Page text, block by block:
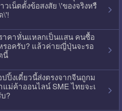
วเน็ตตั้งข้อสงสัย \'ของจริงหรื
\'!
าคาหั่นแหลกเป็นแสน คนซื้อ
รอครับ? แล้วค่ายญี่ปุ่นจะรอ
นี้
ปิ้งเดี๋ยวนี้ส่งตรงจากจีนถูกม
ม่ค้าออนไลน์ SME ไทยจะเ
?